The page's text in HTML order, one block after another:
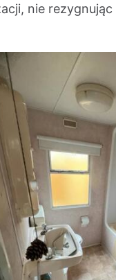
nie